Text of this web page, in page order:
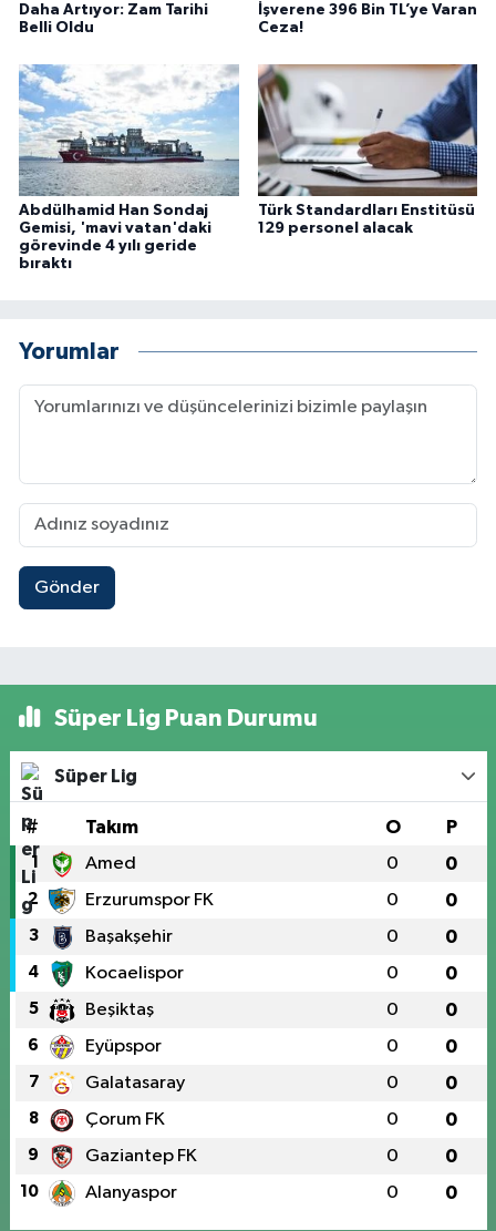
Daha Artıyor: Zam Tarihi
Belli Oldu
İşverene 396 Bin TL’ye Varan
Ceza!
Abdülhamid Han Sondaj
Gemisi, 'mavi vatan'daki
görevinde 4 yılı geride
bıraktı
Türk Standardları Enstitüsü
129 personel alacak
Yorumlar
Gönder
Süper Lig Puan Durumu
Süper Lig
# Takım O P
1 Amed 0 0
2 Erzurumspor FK 0 0
3 Başakşehir 0 0
4 Kocaelispor 0 0
5 Beşiktaş 0 0
6 Eyüpspor 0 0
7 Galatasaray 0 0
8 Çorum FK 0 0
9 Gaziantep FK 0 0
10 Alanyaspor 0 0